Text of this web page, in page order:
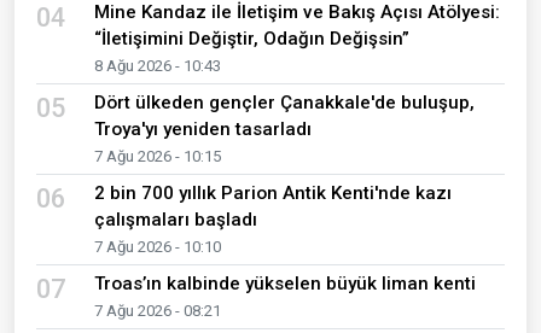
04
Mine Kandaz ile İletişim ve Bakış Açısı Atölyesi:
“İletişimini Değiştir, Odağın Değişsin”
8 Ağu 2026 - 10:43
05
Dört ülkeden gençler Çanakkale'de buluşup,
Troya'yı yeniden tasarladı
7 Ağu 2026 - 10:15
06
2 bin 700 yıllık Parion Antik Kenti'nde kazı
çalışmaları başladı
7 Ağu 2026 - 10:10
07 Troas’ın kalbinde yükselen büyük liman kenti
7 Ağu 2026 - 08:21